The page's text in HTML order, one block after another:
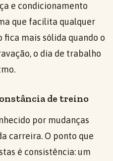
e condicionamento
que facilita qualquer
mais sólida quando o
o dia de trabalho
de treino
por mudanças
carreira. O ponto que
é consistência: um